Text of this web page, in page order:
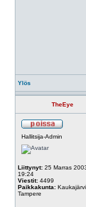
Ylös
TheEye
Hallitsija-Admin
Liittynyt: 25 Marras
19:24
Viestit: 4499
Paikkakunta: Kaukajärvi,
Tampere